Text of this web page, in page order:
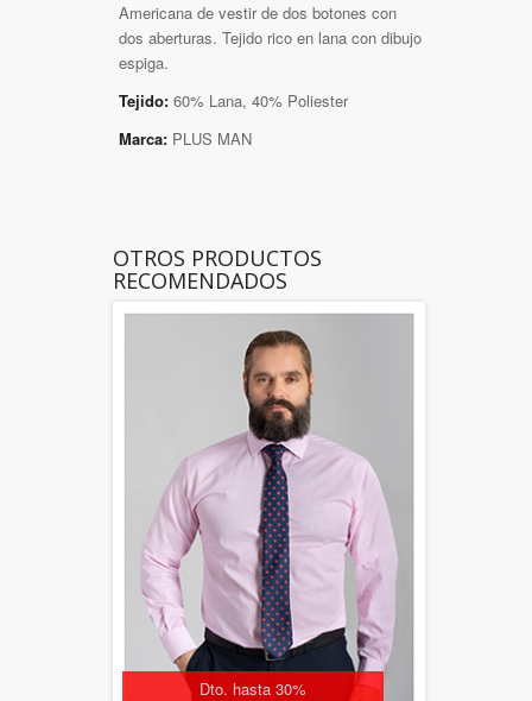
Americana de vestir de dos botones con
dos aberturas. Tejido rico en lana con dibujo
espiga.
Tejido: 60% Lana, 40% Poliester
Marca: PLUS MAN
OTROS PRODUCTOS
RECOMENDADOS
Dto. hasta 30%